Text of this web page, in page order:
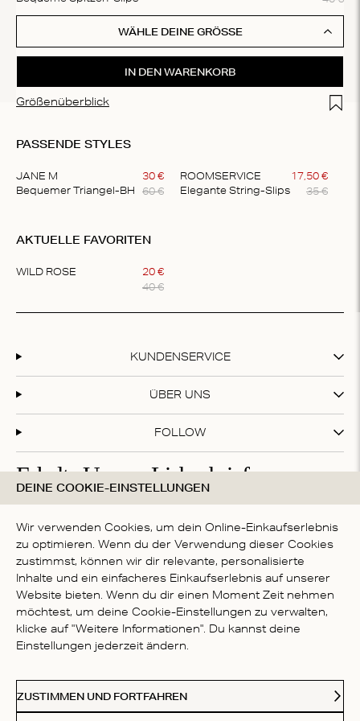
WÄHLE DEINE GRÖSSE
Größenüberblick Add
IN DEN WARENKORB
PASSENDE STYLES
JANE M
Bequemer Triangel-BH
30 €
60 €
ROOMSERVICE
Elegante String-Slips
17,50 €
35 €
of
AKTUELLE FAVORITEN
WILD ROSE 20 €
40 €
1
KUNDENSERVICE
ÜBER UNS
FOLLOW
Erhalte Unsere Liebesbriefe
Abonniere unseren Newsletter und erhalte 20 % Rabatt
auf deinen ersten Einkauf!
Mit deiner Anmeldung akzeptierst du dieDatenschutzbestimmungen
LAND
Akzeptierte Zahlungsmethoden
DEINE COOKIE-EINSTELLUNGEN
Wir verwenden Cookies, um dein Online-Einkaufserlebnis
zu optimieren. Wenn du der Verwendung dieser Cookies
zustimmst, können wir dir relevante, personalisierte
Inhalte und ein einfacheres Einkaufserlebnis auf unserer
Website bieten. Wenn du dir einen Moment Zeit nehmen
möchtest, um deine Cookie-Einstellungen zu verwalten,
klicke auf "Weitere Informationen". Du kannst deine
Einstellungen jederzeit ändern.
ZUSTIMMEN UND FORTFAHREN